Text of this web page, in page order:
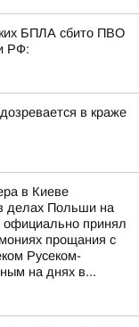
БПЛА сбито ПВО
РФ:
в краже
в Киеве
делах Польши на
официально принял
прощания с
Русеком-
на днях в...